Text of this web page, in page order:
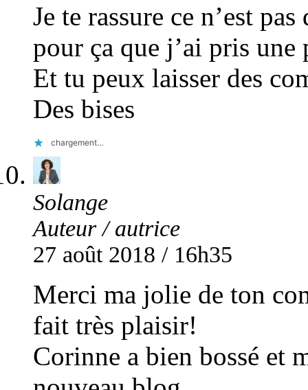
Je te rassure ce n’est
pour ça que j’ai pris
Et tu peux laisser des
Des bises
chargement…
Solange
Auteur / autrice
27 août 2018 / 16h35
Merci ma jolie de ton
fait très plaisir!
Corinne a bien bossé et